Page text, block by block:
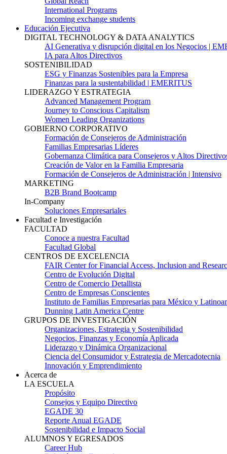
International Programs
Incoming exchange students
Educación Ejecutiva
DIGITAL TECHNOLOGY & DATA ANALYTICS
AI Generativa y disrupción digital en los Negocios |
IA para Altos Directivos
SOSTENIBILIDAD
ESG y Finanzas Sostenibles para la Empresa
Finanzas para la sustentabilidad | EMERITUS
LIDERAZGO Y ESTRATEGIA
Advanced Management Program
Journey to Conscious Capitalism
Women Leading Organizations
GOBIERNO CORPORATIVO
Formación de Consejeros de Administración
Familias Empresarias Líderes
Gobernanza Climática para Consejeros y Altos
Creación de Valor en la Familia Empresaria
Formación de Consejeros de Administración | Intensivo
MARKETING
B2B Brand Bootcamp
In-Company
Soluciones Empresariales
Facultad e Investigación
FACULTAD
Conoce a nuestra Facultad
Facultad Global
CENTROS DE EXCELENCIA
FAIR Center for Financial Access, Inclusion and
Centro de Evolución Digital
Centro de Comercio Detallista
Centro de Empresas Conscientes
Instituto de Familias Empresarias para México y
Dunning Latin America Centre
GRUPOS DE INVESTIGACIÓN
Organizaciones, Estrategia y Sostenibilidad
Negocios, Finanzas y Economía Aplicada
Liderazgo y Dinámica Organizacional
Ciencia del Consumidor y Estrategia de Mercadotecnia
Innovación y Emprendimiento
Acerca de
LA ESCUELA
Propósito
Consejos y Equipo Directivo
EGADE 30
Reporte Anual EGADE
Sostenibilidad e Impacto Social
ALUMNOS Y EGRESADOS
Career Hub